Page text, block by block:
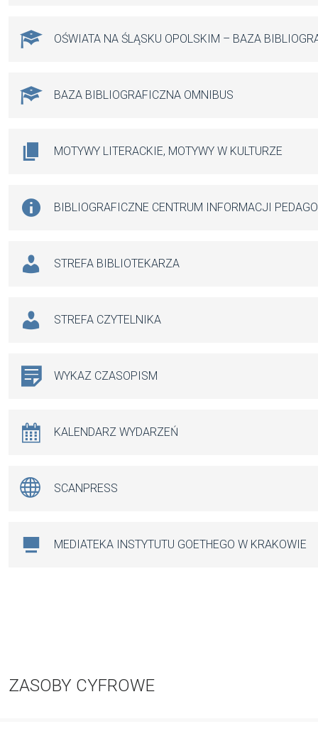
OŚWIATA NA ŚLĄSKU OPOLSKIM – BAZA
BAZA BIBLIOGRAFICZNA OMNIBUS
MOTYWY LITERACKIE, MOTYWY W KULTURZE
BIBLIOGRAFICZNE CENTRUM INFORMACJI
STREFA BIBLIOTEKARZA
STREFA CZYTELNIKA
WYKAZ CZASOPISM
KALENDARZ WYDARZEŃ
SCANPRESS
MEDIATEKA INSTYTUTU GOETHEGO W KRAKOWIE
ZASOBY CYFROWE